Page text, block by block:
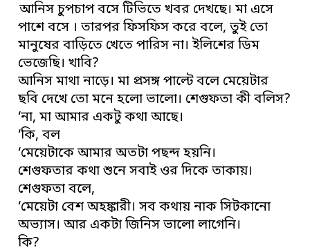
আনিস চুপচাপ বসে টিভিতে খবর দেখছে। মা এসে
পাশে বসে । তারপর ফিসফিস করে বলে, তুই তো
মানুষের বাড়িতে খেতে পারিস না। ইলিশের ডিম
ভেজেছি। খাবি?
আনিস মাথা নাড়ে। মা প্রসঙ্গ পাল্টে বলে মেয়েটার
ছবি দেখে তো মনে হলো ভালো। শেগুফতা কী বলিস?
‘না, মা আমার একটু কথা আছে।
‘কি, বল
‘মেয়েটাকে আমার অতটা পছন্দ হয়নি।
শেগুফতার কথা শুনে সবাই ওর দিকে তাকায়।
শেগুফতা বলে,
‘মেয়েটা বেশ অহঙ্কারী। সব কথায় নাক সিটকানো
অভ্যাস। আর একটা জিনিস ভালো লাগেনি।
কি?